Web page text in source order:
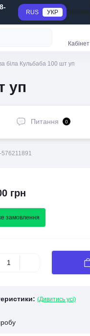
RUS УКР
Кабінет
біла Кульбаба 100 шт уп
уп
Питання 0
576211891
грн
замовлення
(Дивитись усі)